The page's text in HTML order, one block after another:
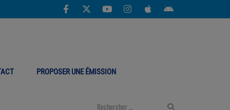
PROPOSER UNE ÉMISSION